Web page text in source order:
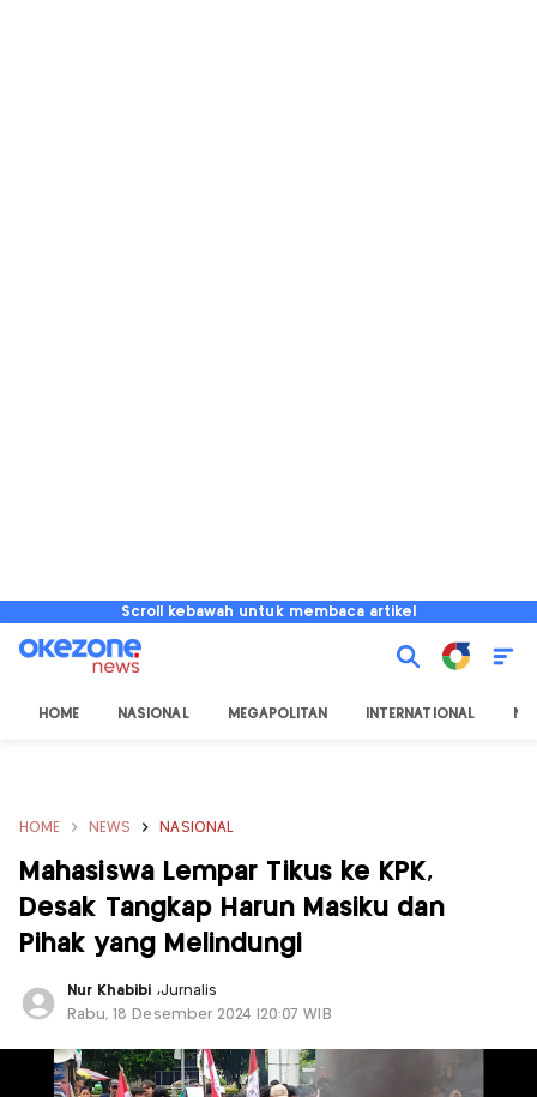
Scroll kebawah untuk membaca artikel
HOME NASIONAL MEGAPOLITAN INTERNATIONAL
HOME NEWS NASIONAL
Mahasiswa Lempar Tikus ke KPK,
Desak Tangkap Harun Masiku dan
Pihak yang Melindungi
Nur Khabibi ,Jurnalis
Rabu, 18 Desember 2024 |20:07 WIB